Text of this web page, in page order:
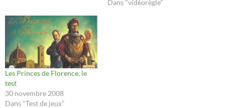
Dans "vidéorègle"
Les Princes de Florence, le
test
30 novembre 2008
Dans "Test de jeux"